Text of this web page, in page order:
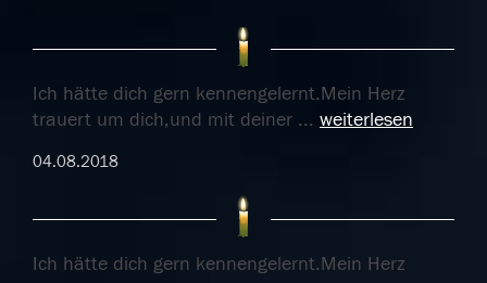
Ich hätte dich gern kennengelernt.Mein Herz
trauert um dich,und mit deiner ... weiterlesen
04.08.2018
Ich hätte dich gern kennengelernt.Mein Herz